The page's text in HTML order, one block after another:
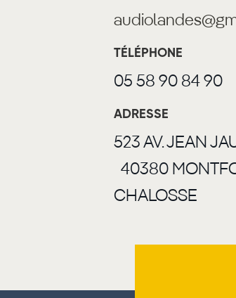
TÉLÉPHONE
05 58 90 84 90
ADRESSE
523 AV.
40380
CHALOSSE